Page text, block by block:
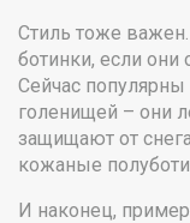
Стиль тоже
ботинки, если они
Сейчас
голенищей – они
защищают от
кожаные
И наконец,